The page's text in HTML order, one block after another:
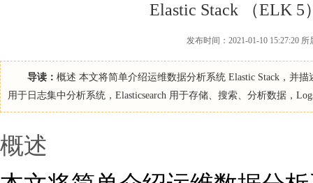
Elastic Stack （ELK
发布时间：2021-01-10 15:27:20
导读： 概述 本文将简单介绍运维数据分析系统 Elastic Stack，并描
用于日志集中分析系统，Elasticsearch 用于存储、搜索、分析数据，
概述